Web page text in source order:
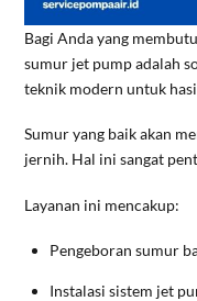
Bagi Anda yang
sumur jet pump adalah
teknik modern untuk
Sumur yang baik akan
jernih. Hal ini sangat
Layanan ini mencakup:
Pengeboran sumur
Instalasi sistem jet